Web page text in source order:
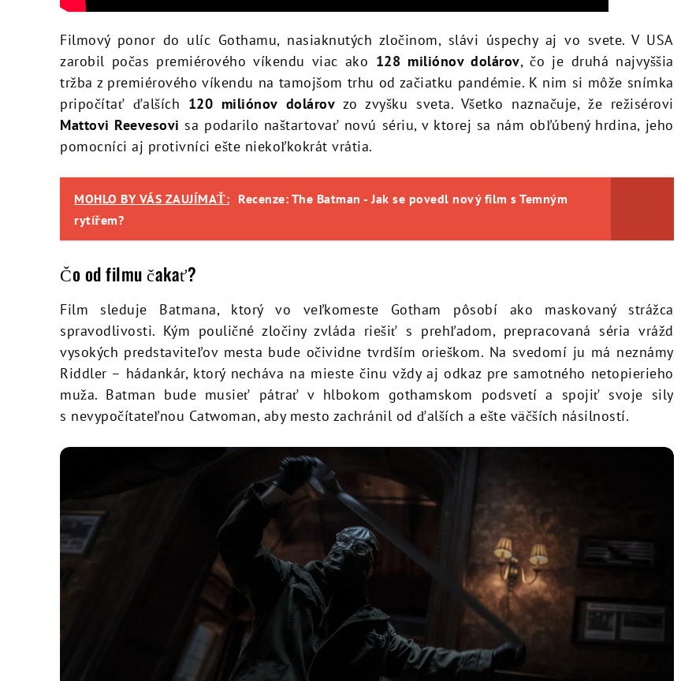
Filmový ponor do ulíc Gothamu, nasiaknutých zločinom, slávi úspechy aj vo svete. V USA
zarobil počas premiérového víkendu viac ako 128 miliónov dolárov, čo je druhá najvyššia
tržba z premiérového víkendu na tamojšom trhu od začiatku pandémie. K nim si môže snímka
pripočítať ďalších 120 miliónov dolárov zo zvyšku sveta. Všetko naznačuje, že režisérovi
Mattovi Reevesovi sa podarilo naštartovať novú sériu, v ktorej sa nám obľúbený hrdina, jeho
pomocníci aj protivníci ešte niekoľkokrát vrátia.
MOHLO BY VÁS ZAUJÍMAŤ: Recenze: The Batman - Jak se povedl nový film s Temným
rytířem?
Čo od filmu čakať?
Film sleduje Batmana, ktorý vo veľkomeste Gotham pôsobí ako maskovaný strážca
spravodlivosti. Kým pouličné zločiny zvláda riešiť s prehľadom, prepracovaná séria vrážd
vysokých predstaviteľov mesta bude očividne tvrdším orieškom. Na svedomí ju má neznámy
Riddler – hádankár, ktorý necháva na mieste činu vždy aj odkaz pre samotného netopierieho
muža. Batman bude musieť pátrať v hlbokom gothamskom podsvetí a spojiť svoje sily
s nevypočítateľnou Catwoman, aby mesto zachránil od ďalších a ešte väčších násilností.